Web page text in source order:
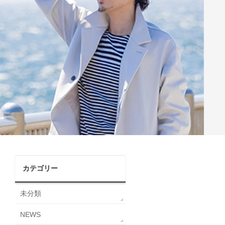
カテゴリー
未分類
NEWS